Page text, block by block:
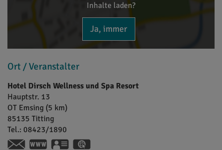
Inhalte laden?
Ja, immer
Ort / Veranstalter
Hotel Dirsch Wellness und Spa Resort
Hauptstr. 13
OT Emsing (5 km)
85135 Titting
Tel.: 08423/1890
https://hotel-dirsch.de
vCard